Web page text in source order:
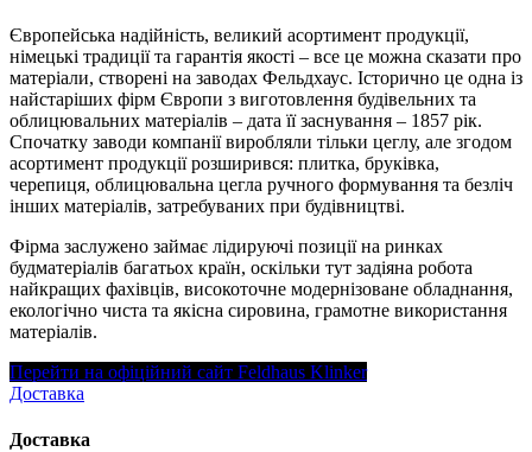
Європейська надійність, великий асортимент продукції,
німецькі традиції та гарантія якості – все це можна сказати про
матеріали, створені на заводах Фельдхаус. Історично це одна із
найстаріших фірм Європи з виготовлення будівельних та
облицювальних матеріалів – дата її заснування – 1857 рік.
Спочатку заводи компанії виробляли тільки цеглу, але згодом
асортимент продукції розширився: плитка, бруківка,
черепиця, облицювальна цегла ручного формування та безліч
інших матеріалів, затребуваних при будівництві.
Фірма заслужено займає лідируючі позиції на ринках
будматеріалів багатьох країн, оскільки тут задіяна робота
найкращих фахівців, високоточне модернізоване обладнання,
екологічно чиста та якісна сировина, грамотне використання
матеріалів.
Перейти на офіційний сайт Feldhaus Klinker
Доставка
Доставка